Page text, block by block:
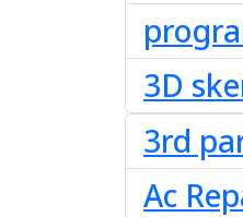
3D
3rd
Ac